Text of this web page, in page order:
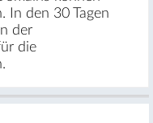
In den 30 Tagen
der
die